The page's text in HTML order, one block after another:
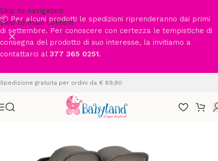
Skip to navigation
Skip to main content
📦 Per alcuni prodotti le spedizioni riprenderanno dai primi
di settembre. Per conoscere con certezza le tempistiche di
consegna del prodotto di suo interesse, la invitiamo a
contattarci al 377 365 0251.
Spedizione gratuita per ordini da € 89,90